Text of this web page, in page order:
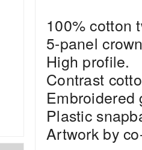
100% cotton
5-panel
High profile.
Contrast
Embroidered
Plastic
Artwork by